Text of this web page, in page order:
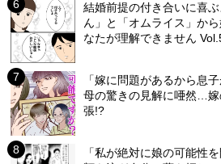
結婚前提の付き合いに喜
ん」と「オムライス」か
なたが理解できません
「嫁に問題があるから息
母の驚きの見解に唖然…
張!?
「私が絶対に娘の可能性